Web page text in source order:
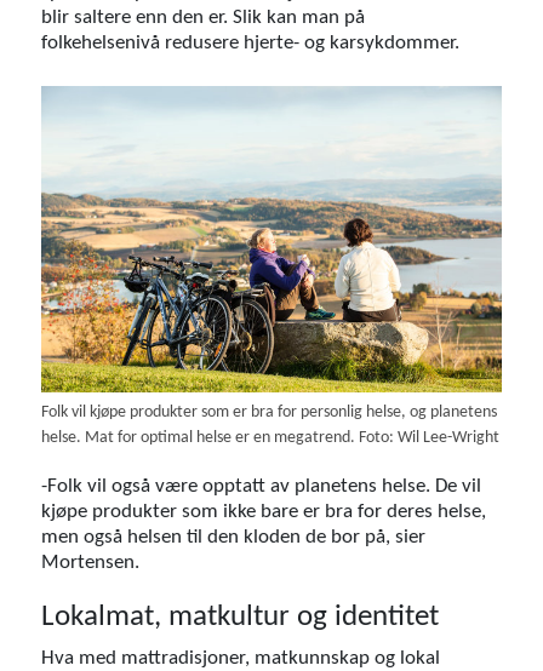
blir saltere enn den er. Slik kan man på
folkehelsenivå redusere hjerte- og karsykdommer.
Folk vil kjøpe produkter som er bra for personlig helse, og planetens
helse. Mat for optimal helse er en megatrend. Foto: Wil Lee-Wright
-Folk vil også være opptatt av planetens helse. De vil
kjøpe produkter som ikke bare er bra for deres helse,
men også helsen til den kloden de bor på, sier
Mortensen.
Lokalmat, matkultur og identitet
Hva med mattradisjoner, matkunnskap og lokal